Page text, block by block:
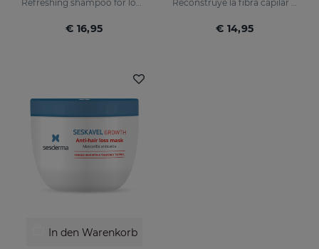
Refreshing shampoo for loose, dandruff-free hair
€ 16,95
Reconstruye la fibra capilar y evita el encrespamiento.
€ 14,95
In den Warenkorb